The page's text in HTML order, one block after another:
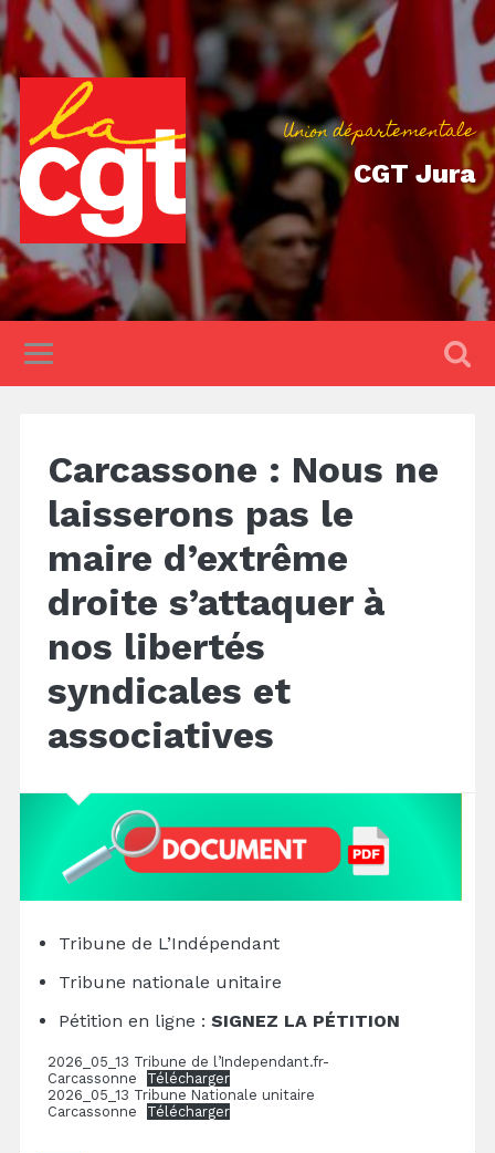
Union départementale
CGT Jura
Carcassone : Nous ne
laisserons pas le
maire d’extrême
droite s’attaquer à
nos libertés
syndicales et
associatives
Tribune de L’Indépendant
Tribune nationale unitaire
Pétition en ligne : SIGNEZ LA PÉTITION
2026_05_13 Tribune de l’Independant.fr-
Carcassonne
Télécharger
2026_05_13 Tribune Nationale unitaire
Carcassonne
Télécharger